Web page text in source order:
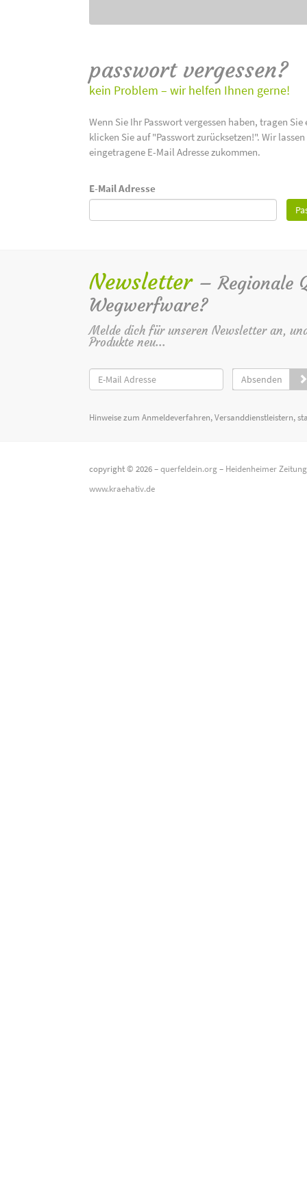
passwort vergessen?
kein Problem – wir helfen Ihnen gerne!
Wenn Sie Ihr Passwort vergessen haben, tragen
klicken Sie auf "Passwort zurücksetzen!". Wir
eingetragene E-Mail Adresse zukommen.
E-Mail Adresse
Newsletter – Regionale
Wegwerfware?
Melde dich für unseren Newsletter an,
Produkte neu...
Absenden
Hinweise zum Anmeldeverfahren, Versanddienstleistern,
copyright © 2026 –querfeldein.org– Heidenheimer
www.kraehativ.de